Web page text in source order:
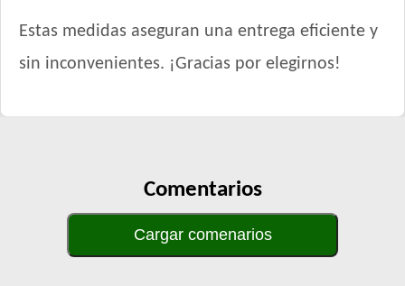
Estas medidas aseguran una entrega eficiente y
sin inconvenientes. ¡Gracias por elegirnos!
Comentarios
Cargar comenarios